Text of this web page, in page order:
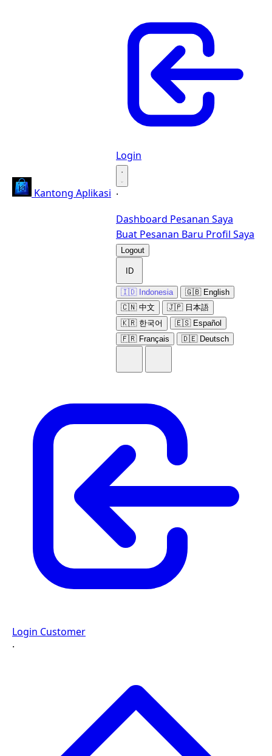
Kantong Aplikasi
Login
·
·
Dashboard Pesanan Saya
Buat Pesanan Baru Profil Saya
Logout
ID
🇮🇩 Indonesia
🇬🇧 English
🇨🇳 中文
🇯🇵 日本語
🇰🇷 한국어
🇪🇸 Español
🇫🇷 Français
🇩🇪 Deutsch
Login Customer
·